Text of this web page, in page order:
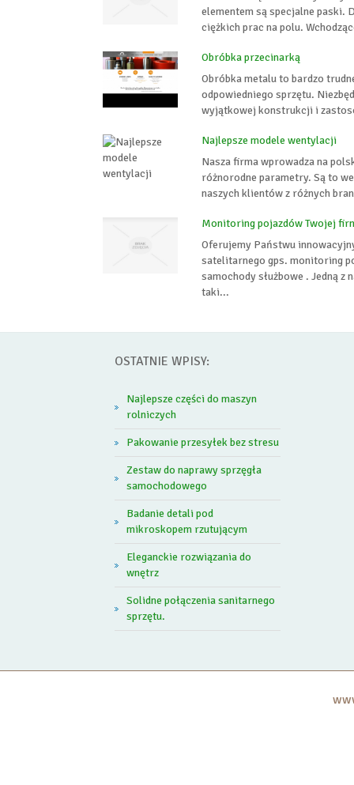
elementem są specjalne paski.
ciężkich prac na polu.
Obróbka przecinarką
Obróbka metalu to bardzo
odpowiedniego sprzętu.
wyjątkowej konstrukcji i
Najlepsze modele wentylacji
Nasza firma wprowadza na
różnorodne parametry. Są to
naszych klientów z różnych
Monitoring pojazdów Twojej
Oferujemy Państwu
satelitarnego gps. monitoring
samochody służbowe . Jedną
taki...
OSTATNIE WPISY:
Najlepsze części do maszyn
rolniczych
Pakowanie przesyłek bez stresu
Zestaw do naprawy sprzęgła
samochodowego
Badanie detali pod
mikroskopem rzutującym
Eleganckie rozwiązania do
wnętrz
Solidne połączenia sanitarnego
sprzętu.